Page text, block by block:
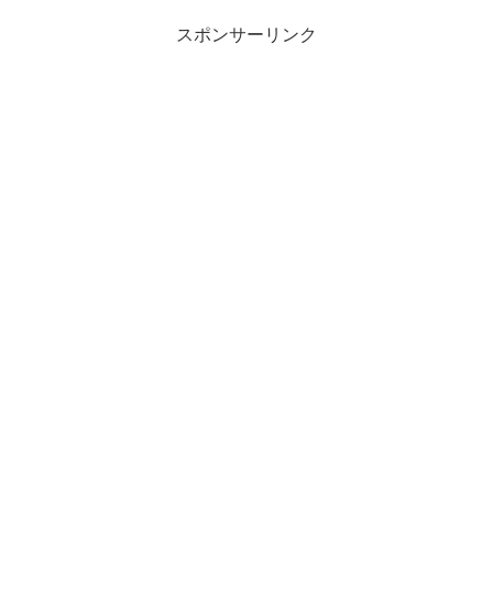
スポンサーリンク